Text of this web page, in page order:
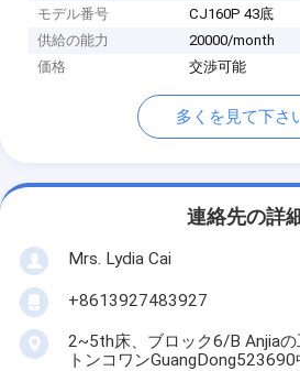
モデル番号
CJ160P 43底
供給の能力
20000/month
価格
交渉可能
多くを見て下さ
連絡先の詳
Mrs. Lydia Cai
+8613927483927
2~5th床、ブロック6/B Anjiaの
トンコワンGuangDong523690